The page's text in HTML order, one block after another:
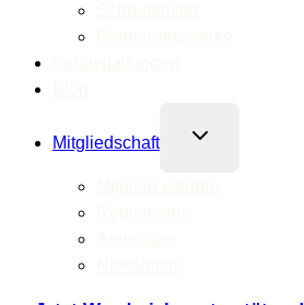
Mitgliedschaft
Untermenü